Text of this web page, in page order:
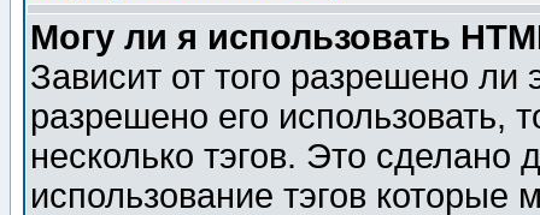
Могу ли я использовать
Зависит от того разрешено
разрешено его использовать,
несколько тэгов. Это сделано
использование тэгов